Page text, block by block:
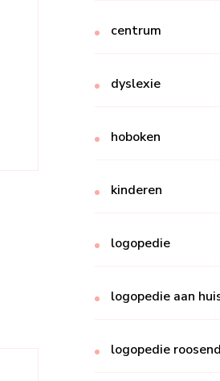
centrum
dyslexie
hoboken
kinderen
logopedie
logopedie aan
logopedie